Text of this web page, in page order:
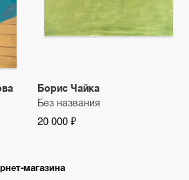
Борис Чайка
Без названия
20 000 ₽
магазина